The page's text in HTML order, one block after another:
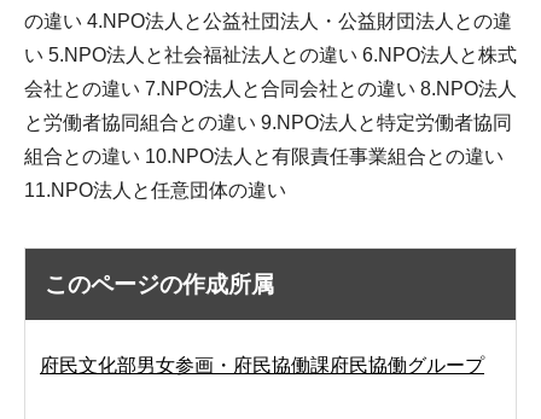
の違い 4.NPO法人と公益社団法人・公益財団法人との違
い 5.NPO法人と社会福祉法人との違い 6.NPO法人と株式
会社との違い 7.NPO法人と合同会社との違い 8.NPO法人
と労働者協同組合との違い 9.NPO法人と特定労働者協同
組合との違い 10.NPO法人と有限責任事業組合との違い
11.NPO法人と任意団体の違い
このページの作成所属
府民文化部男女参画・府民協働課府民協働グループ